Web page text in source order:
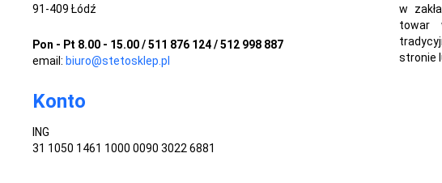
91-409 Łódź
Pon - Pt 8.00 - 15.00 / 511 876 124 / 512 998 887
email: biuro@stetosklep.pl
Konto
ING
31 1050 1461 1000 0090 3022 6881
w
towar
stronie